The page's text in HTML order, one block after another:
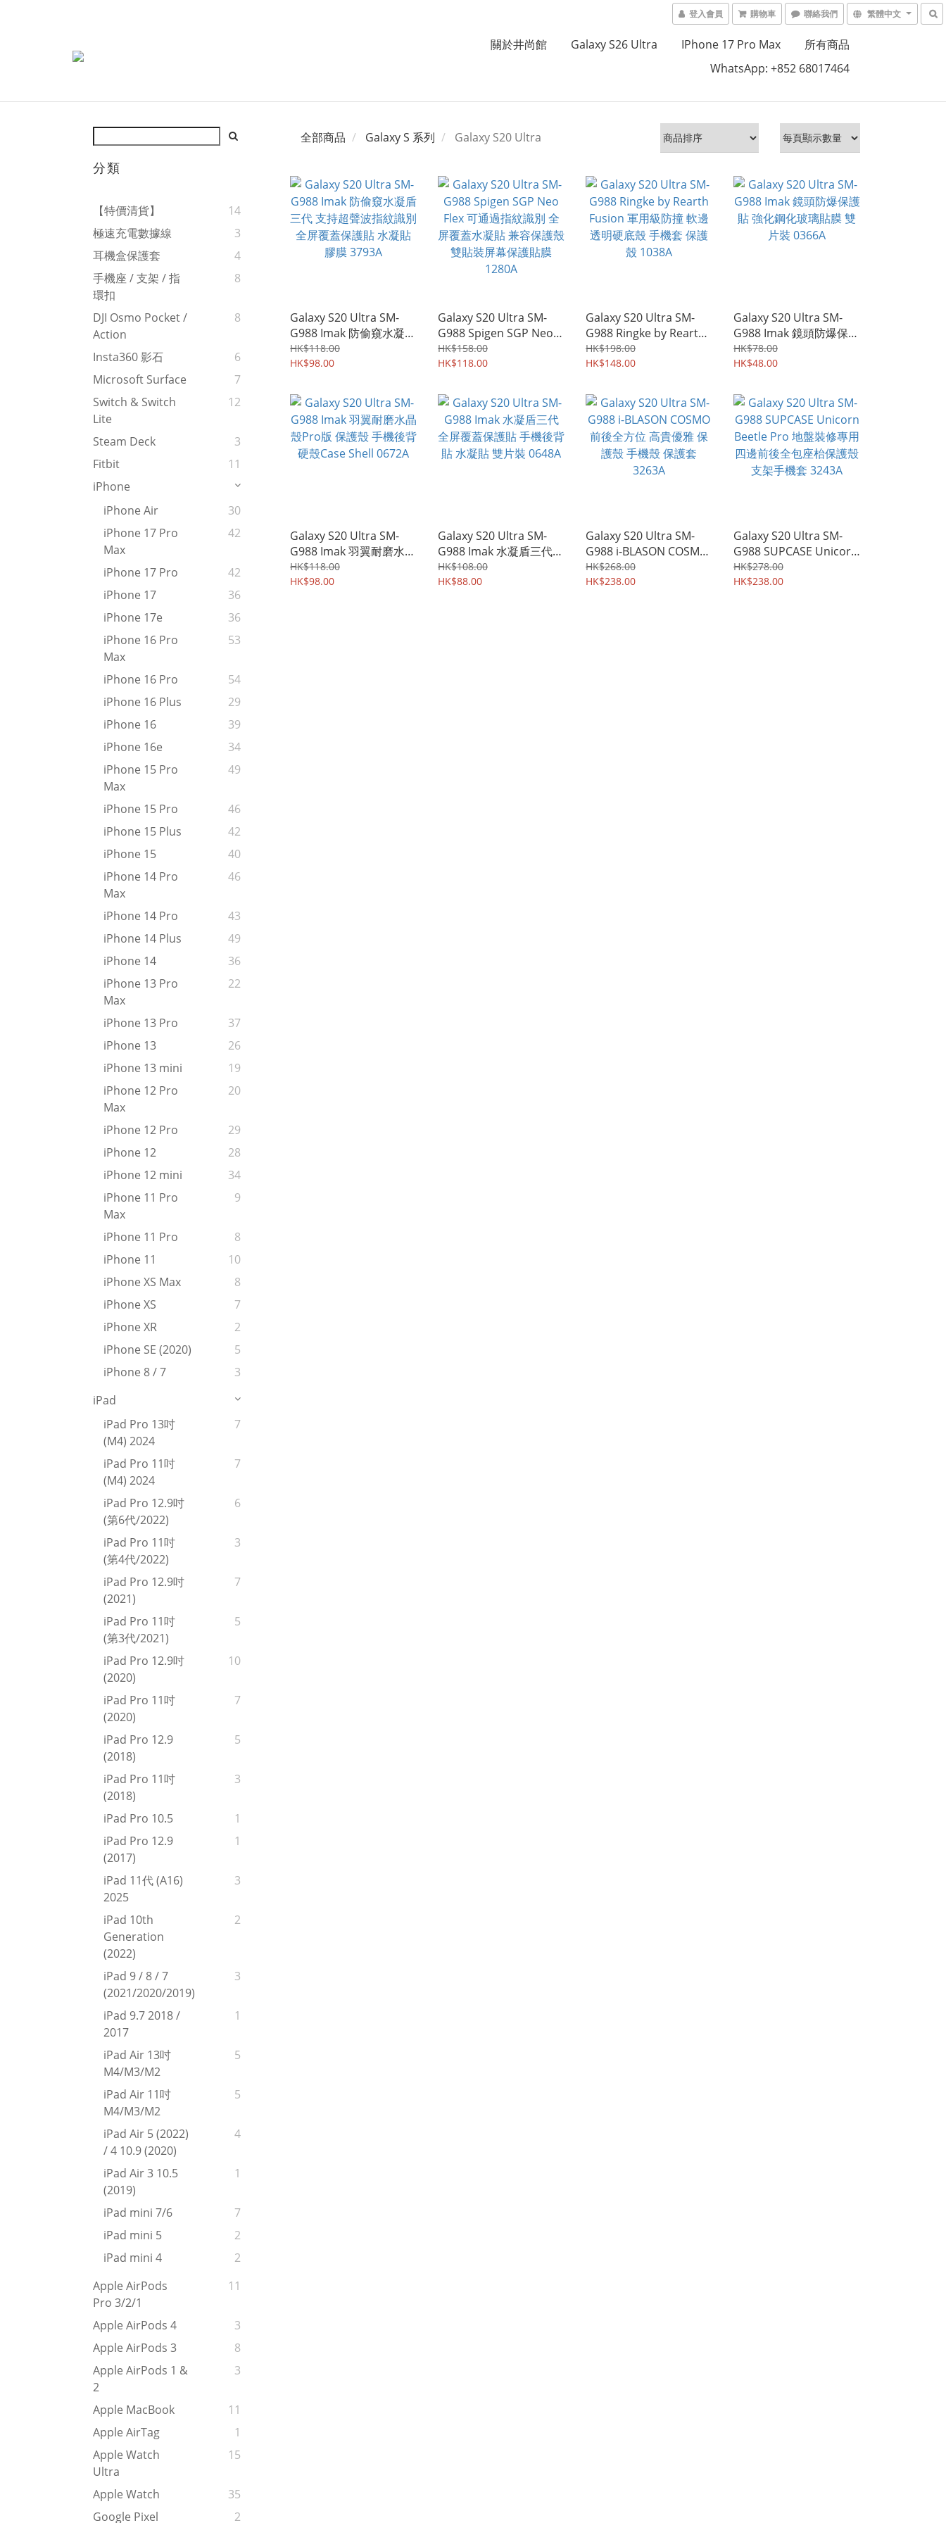
登入會員 購物車 聯絡我們 繁體中文
關於井尚館 Galaxy S26 Ultra IPhone 17 Pro Max
所有商品
WhatsApp: +852 68017464
分類
【特價清貨】
14
極速充電數據線
3
耳機盒保護套
4
手機座 / 支架 / 指
環扣
8
DJI Osmo Pocket /
Action
8
Insta360 影石
6
Microsoft Surface
7
Switch & Switch
Lite
12
Steam Deck
3
Fitbit
11
iPhone
iPhone Air
30
iPhone 17 Pro
Max
42
iPhone 17 Pro
42
iPhone 17
36
iPhone 17e
36
iPhone 16 Pro
Max
53
iPhone 16 Pro
54
iPhone 16 Plus
29
iPhone 16
39
iPhone 16e
34
iPhone 15 Pro
Max
49
iPhone 15 Pro
46
iPhone 15 Plus
42
iPhone 15
40
iPhone 14 Pro
Max
46
iPhone 14 Pro
43
iPhone 14 Plus
49
iPhone 14
36
iPhone 13 Pro
Max
22
iPhone 13 Pro
37
iPhone 13
26
iPhone 13 mini
19
iPhone 12 Pro
Max
20
iPhone 12 Pro
29
iPhone 12
28
iPhone 12 mini
34
iPhone 11 Pro
Max
9
iPhone 11 Pro
8
iPhone 11
10
iPhone XS Max
8
iPhone XS
7
iPhone XR
2
iPhone SE (2020)
5
iPhone 8 / 7
3
iPad
iPad Pro 13吋
(M4) 2024
7
iPad Pro 11吋
(M4) 2024
7
iPad Pro 12.9吋
(第6代/2022)
6
iPad Pro 11吋
(第4代/2022)
3
iPad Pro 12.9吋
(2021)
7
iPad Pro 11吋
(第3代/2021)
5
iPad Pro 12.9吋
(2020)
10
iPad Pro 11吋
(2020)
7
iPad Pro 12.9
(2018)
5
iPad Pro 11吋
(2018)
3
iPad Pro 10.5
1
iPad Pro 12.9
(2017)
1
iPad 11代 (A16)
2025
3
iPad 10th
Generation
(2022)
2
iPad 9 / 8 / 7
(2021/2020/2019)
3
iPad 9.7 2018 /
2017
1
iPad Air 13吋
M4/M3/M2
5
iPad Air 11吋
M4/M3/M2
5
iPad Air 5 (2022)
/ 4 10.9 (2020)
4
iPad Air 3 10.5
(2019)
1
iPad mini 7/6
7
iPad mini 5
2
iPad mini 4
2
Apple AirPods
Pro 3/2/1
11
Apple AirPods 4
3
Apple AirPods 3
8
Apple AirPods 1 &
2
3
Apple MacBook
11
Apple AirTag
1
Apple Watch
Ultra
15
Apple Watch
35
Google Pixel
2
全部商品 Galaxy S 系列 Galaxy S20 Ultra
Galaxy S20 Ultra SM-
G988 Imak 防偷窺水凝盾
三代 支持超聲波指紋識別
全屏覆蓋保護貼 水凝貼
HK$118.00
HK$98.00
Galaxy S20 Ultra SM-
G988 Spigen SGP Neo
Flex 可通過指紋識別 全
屏覆蓋水凝貼 兼容保護殼
1280A
HK$158.00
HK$118.00
Galaxy S20 Ultra SM-
G988 Ringke by Rearth
Fusion 軍用級防撞 軟邊
透明硬底殼 手機套 保護
HK$198.00
HK$148.00
Galaxy S20 Ultra SM-
G988 Imak 鏡頭防爆保護
貼 強化鋼化玻璃貼膜 雙
片裝 0366A
HK$78.00
HK$48.00
Galaxy S20 Ultra SM-
G988 Imak 羽翼耐磨水晶
殼Pro版 保護殼 手機後背
硬殼Case Shell 0672A
HK$118.00
HK$98.00
Galaxy S20 Ultra SM-
G988 Imak 水凝盾三代
全屏覆蓋保護貼 手機後背
貼 水凝貼 雙片裝 0648A
HK$108.00
HK$88.00
Galaxy S20 Ultra SM-
G988 i-BLASON COSMO
前後全方位 高貴優雅 保
護殼 手機殼 保護套
HK$268.00
HK$238.00
Galaxy S20 Ultra SM-
G988 SUPCASE Unicorn
Beetle Pro 地盤裝修專用
四邊前後全包座枱保護殼
HK$278.00
HK$238.00